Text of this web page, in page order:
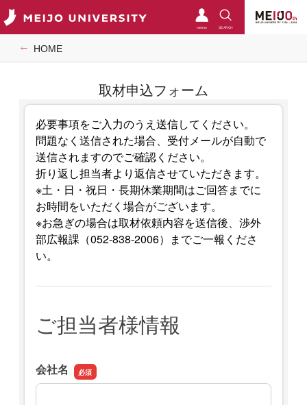
meimo SEARCH
HOME
取材申込フォーム